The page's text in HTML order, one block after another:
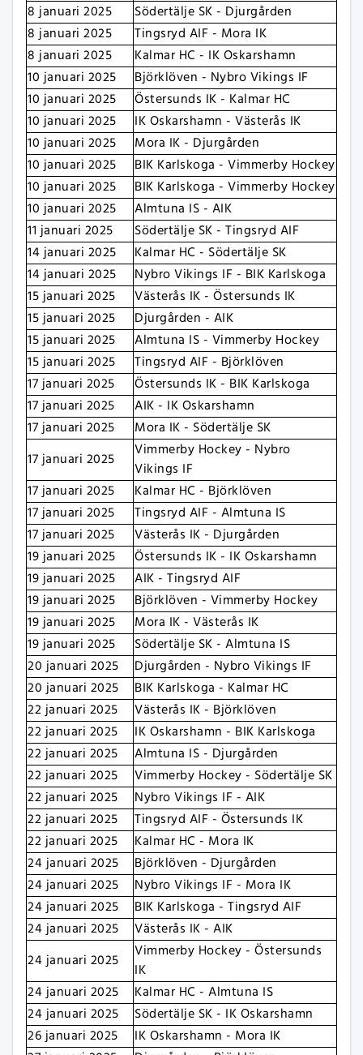
8 januari 2025
Södertälje SK - Djurgården
8 januari 2025
Tingsryd AIF - Mora IK
8 januari 2025
Kalmar HC - IK Oskarshamn
10 januari 2025
Björklöven - Nybro Vikings IF
10 januari 2025
Östersunds IK - Kalmar HC
10 januari 2025
IK Oskarshamn - Västerås IK
10 januari 2025
Mora IK - Djurgården
10 januari 2025
BIK Karlskoga - Vimmerby Hockey
10 januari 2025
BIK Karlskoga - Vimmerby Hockey
10 januari 2025
Almtuna IS - AIK
11 januari 2025
Södertälje SK - Tingsryd AIF
14 januari 2025
Kalmar HC - Södertälje SK
14 januari 2025
Nybro Vikings IF - BIK Karlskoga
15 januari 2025
Västerås IK - Östersunds IK
15 januari 2025
Djurgården - AIK
15 januari 2025
Almtuna IS - Vimmerby Hockey
15 januari 2025
Tingsryd AIF - Björklöven
17 januari 2025
Östersunds IK - BIK Karlskoga
17 januari 2025
AIK - IK Oskarshamn
17 januari 2025
Mora IK - Södertälje SK
17 januari 2025
Vimmerby Hockey - Nybro
Vikings IF
17 januari 2025
Kalmar HC - Björklöven
17 januari 2025
Tingsryd AIF - Almtuna IS
17 januari 2025
Västerås IK - Djurgården
19 januari 2025
Östersunds IK - IK Oskarshamn
19 januari 2025
AIK - Tingsryd AIF
19 januari 2025
Björklöven - Vimmerby Hockey
19 januari 2025
Mora IK - Västerås IK
19 januari 2025
Södertälje SK - Almtuna IS
20 januari 2025
Djurgården - Nybro Vikings IF
20 januari 2025
BIK Karlskoga - Kalmar HC
22 januari 2025
Västerås IK - Björklöven
22 januari 2025
IK Oskarshamn - BIK Karlskoga
22 januari 2025
Almtuna IS - Djurgården
22 januari 2025
Vimmerby Hockey - Södertälje SK
22 januari 2025
Nybro Vikings IF - AIK
22 januari 2025
Tingsryd AIF - Östersunds IK
22 januari 2025
Kalmar HC - Mora IK
24 januari 2025
Björklöven - Djurgården
24 januari 2025
Nybro Vikings IF - Mora IK
24 januari 2025
BIK Karlskoga - Tingsryd AIF
24 januari 2025
Västerås IK - AIK
24 januari 2025
Vimmerby Hockey - Östersunds
IK
24 januari 2025
Kalmar HC - Almtuna IS
24 januari 2025
Södertälje SK - IK Oskarshamn
26 januari 2025
IK Oskarshamn - Mora IK